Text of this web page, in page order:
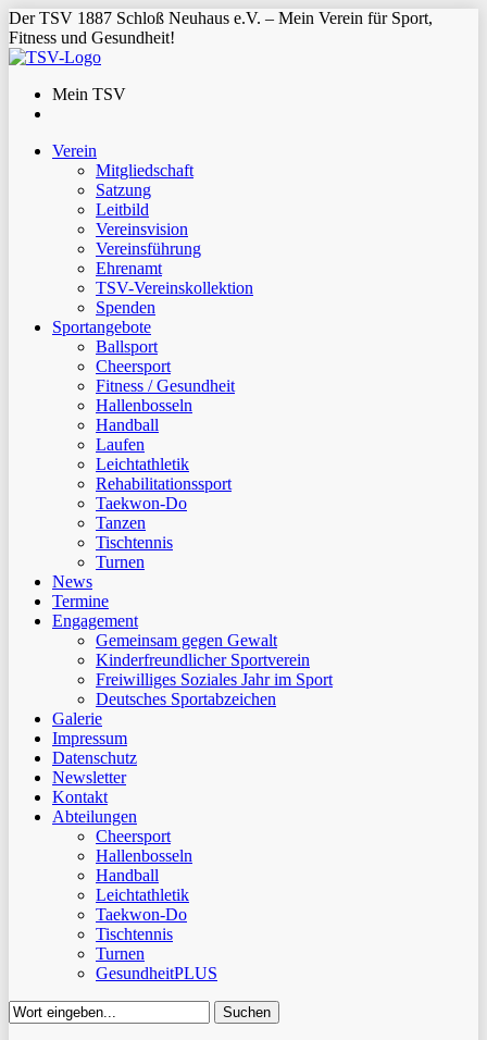
Der TSV 1887 Schloß Neuhaus e.V. – Mein Verein für Sport,
Fitness und Gesundheit!
Mein TSV
Verein
Mitgliedschaft
Satzung
Leitbild
Vereinsvision
Vereinsführung
Ehrenamt
TSV-Vereinskollektion
Spenden
Sportangebote
Ballsport
Cheersport
Fitness / Gesundheit
Hallenbosseln
Handball
Laufen
Leichtathletik
Rehabilitationssport
Taekwon-Do
Tanzen
Tischtennis
Turnen
News
Termine
Engagement
Gemeinsam gegen Gewalt
Kinderfreundlicher Sportverein
Freiwilliges Soziales Jahr im Sport
Deutsches Sportabzeichen
Galerie
Impressum
Datenschutz
Newsletter
Kontakt
Abteilungen
Cheersport
Hallenbosseln
Handball
Leichtathletik
Taekwon-Do
Tischtennis
Turnen
GesundheitPLUS
Suchen